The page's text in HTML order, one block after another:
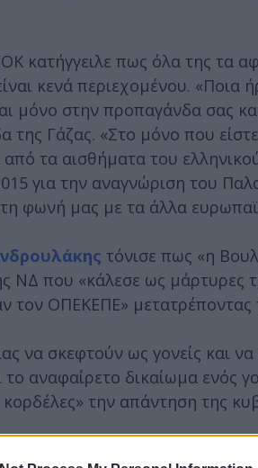
κατήγγειλε πως όλα της τα
κενά περιεχομένου. «Ποια
μόνο στην προπαγάνδα σας
Γάζας. «Στο μόνο που
τα αισθήματα του
για την αναγνώριση του
φωνή μας με τα άλλα
τόνισε πως «η
ΝΔ που «κάλεσε ως μάρτυρες
τον ΟΠΕΚΕΠΕ» μετατρέποντας
να σκεφτούν ως γονείς και
αναφαίρετο δικαίωμα ενός
την απάντηση της